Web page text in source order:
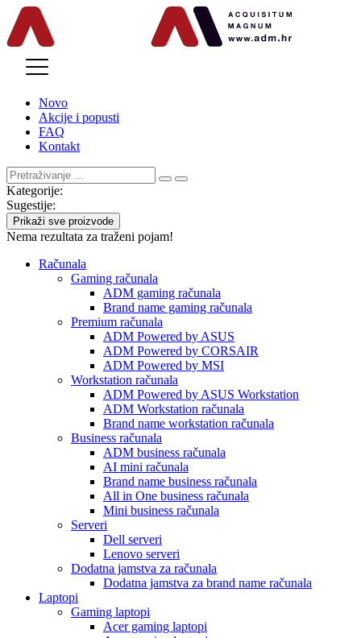
Novo
Akcije i popusti
FAQ
Kontakt
Kategorije:
Sugestije:
Prikaži sve proizvode
Nema rezultata za traženi pojam!
Računala
Gaming računala
ADM gaming računala
Brand name gaming računala
Premium računala
ADM Powered by ASUS
ADM Powered by CORSAIR
ADM Powered by MSI
Workstation računala
ADM Powered by ASUS Workstation
ADM Workstation računala
Brand name workstation računala
Business računala
ADM business računala
AI mini računala
Brand name business računala
All in One business računala
Mini business računala
Serveri
Dell serveri
Lenovo serveri
Dodatna jamstva za računala
Dodatna jamstva za brand name računala
Laptopi
Gaming laptopi
Acer gaming laptopi